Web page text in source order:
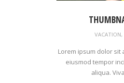
VACATION,
Lorem ipsum dolor sit
eiusmod tempor
aliqua.